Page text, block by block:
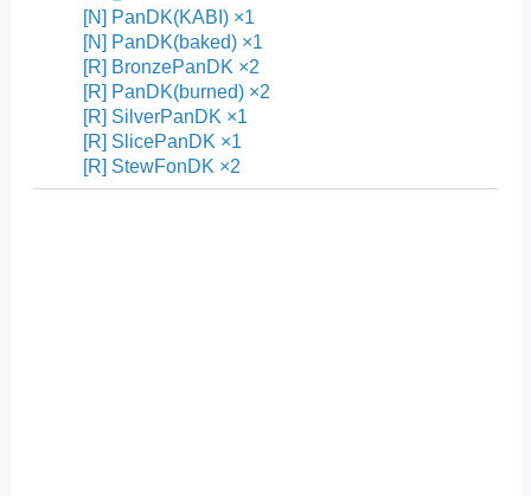
[N] PanDK(KABI) ×1
[N] PanDK(baked) ×1
[R] BronzePanDK ×2
[R] PanDK(burned) ×2
[R] SilverPanDK ×1
[R] SlicePanDK ×1
[R] StewFonDK ×2